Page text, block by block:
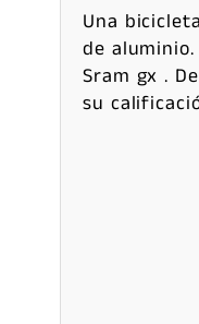
Una
de aluminio.
Sram gx .
su